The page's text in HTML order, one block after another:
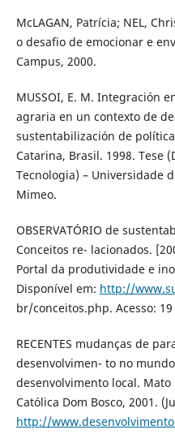
McLAGAN, Patrícia; NEL,
o desafio de emocionar e
Campus, 2000.
MUSSOI, E. M. Integración
agraria en un contexto de
sustentabilización de
Catarina, Brasil. 1998. Tese
Tecnologia) – Universidade
Mimeo.
OBSERVATÓRIO de
Conceitos re- lacionados.
Portal da produtividade e
Disponível em: http://
br/conceitos.php. Acesso:
RECENTES mudanças de
desenvolvimen- to no
desenvolvimento local.
Católica Dom Bosco, 2001.
http://